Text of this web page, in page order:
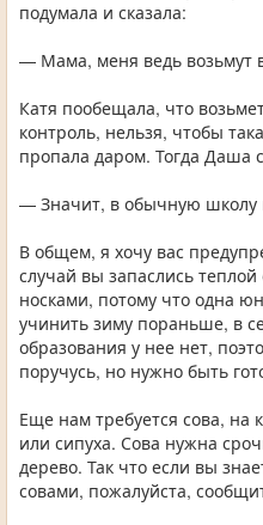
подумала и сказала:
— Мама, меня ведь возьмут
Катя пообещала, что
контроль, нельзя, чтобы
пропала даром. Тогда Даша
— Значит, в обычную школу
В общем, я хочу вас
случай вы запаслись
носками, потому что одна
учинить зиму пораньше, в
образования у нее нет,
поручусь, но нужно быть
Еще нам требуется сова, на
или сипуха. Сова нужна
дерево. Так что если вы
совами, пожалуйста,